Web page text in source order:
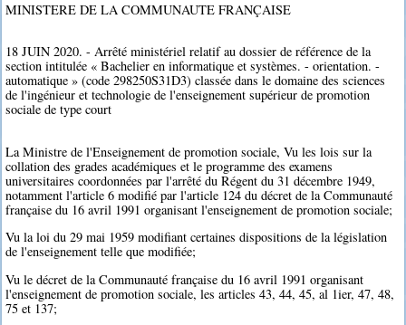
MINISTERE DE LA COMMUNAUTE FRANÇAISE
18 JUIN 2020. - Arrêté ministériel relatif au dossier de référence de la
section intitulée « Bachelier en informatique et systèmes. - orientation. -
automatique » (code 298250S31D3) classée dans le domaine des sciences
de l'ingénieur et technologie de l'enseignement supérieur de promotion
sociale de type court
La Ministre de l'Enseignement de promotion sociale, Vu les lois sur la
collation des grades académiques et le programme des examens
universitaires coordonnées par l'arrêté du Régent du 31 décembre 1949,
notamment l'article 6 modifié par l'article 124 du décret de la Communauté
française du 16 avril 1991 organisant l'enseignement de promotion sociale;
Vu la loi du 29 mai 1959 modifiant certaines dispositions de la législation
de l'enseignement telle que modifiée;
Vu le décret de la Communauté française du 16 avril 1991 organisant
l'enseignement de promotion sociale, les articles 43, 44, 45, al 1ier, 47, 48,
75 et 137;